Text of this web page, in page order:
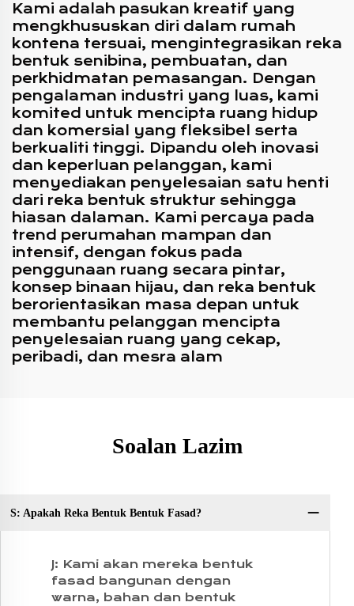
Kami adalah pasukan kreatif yang
mengkhususkan diri dalam rumah
kontena tersuai, mengintegrasikan reka
bentuk senibina, pembuatan, dan
perkhidmatan pemasangan. Dengan
pengalaman industri yang luas, kami
komited untuk mencipta ruang hidup
dan komersial yang fleksibel serta
berkualiti tinggi. Dipandu oleh inovasi
dan keperluan pelanggan, kami
menyediakan penyelesaian satu henti
dari reka bentuk struktur sehingga
hiasan dalaman. Kami percaya pada
trend perumahan mampan dan
intensif, dengan fokus pada
penggunaan ruang secara pintar,
konsep binaan hijau, dan reka bentuk
berorientasikan masa depan untuk
membantu pelanggan mencipta
penyelesaian ruang yang cekap,
peribadi, dan mesra alam
Soalan Lazim
S: Apakah Reka Bentuk Bentuk Fasad?
J: Kami akan mereka bentuk
fasad bangunan dengan
warna, bahan dan bentuk